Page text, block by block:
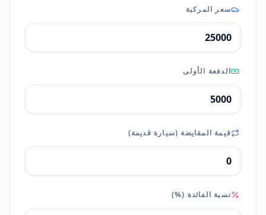
سعر المركبة
الدفعة الأولى
قيمة المقايضة (سيارة قديمة)
نسبة الفائدة (%)